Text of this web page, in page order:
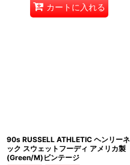
カートに入れる
90s RUSSELL ATHLETIC ヘンリーネ
ック スウェットフーディ アメリカ製
(Green/M)ビンテージ